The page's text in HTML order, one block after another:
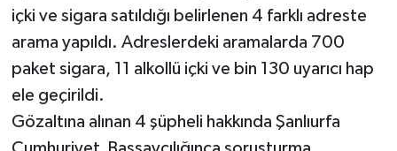
içki ve sigara satıldığı belirlenen 4 farklı adreste
arama yapıldı. Adreslerdeki aramalarda 700
paket sigara, 11 alkollü içki ve bin 130 uyarıcı hap
ele geçirildi.
Gözaltına alınan 4 şüpheli hakkında Şanlıurfa